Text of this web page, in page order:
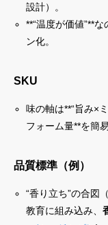
設計）。
**“温度が価値”**な
ン化。
SKU
味の軸は**“旨み×
フォーム量**を簡
品質標準（例）
“香り立ち”の合図
教育に組み込み、